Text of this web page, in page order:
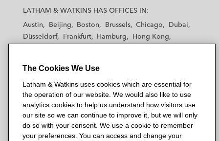
a
a
&
a
k
n
a
h
a
&
a
t
k
i
n
a
h
a
&
a
t
k
i
n
a
a
&
a
t
k
i
n
a
a
a
k
i
n
LATHAM & WATKINS HAS OFFICES IN:
Austin
Beijing Boston Brussels Chicago
Dubai
Düsseldorf
Frankfurt Hamburg
Hong Kong
Madrid
Manchester — GSO
New York
Orange County Paris
Riyadh
San Diego
San Francisco Seoul
Silicon Valley
Singapore
Tel Aviv Tokyo Washington, D.C.
The Cookies We Use
Latham & Watkins uses cookies which are essential for
the operation of our website. We would also like to use
analytics cookies to help us understand how visitors use
our site so we can continue to improve it, but we will only
do so with your consent. We use a cookie to remember
your preferences. You can access and change your